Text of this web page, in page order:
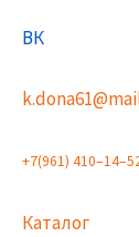
ВК
+7(961) 410–14–5
Каталог